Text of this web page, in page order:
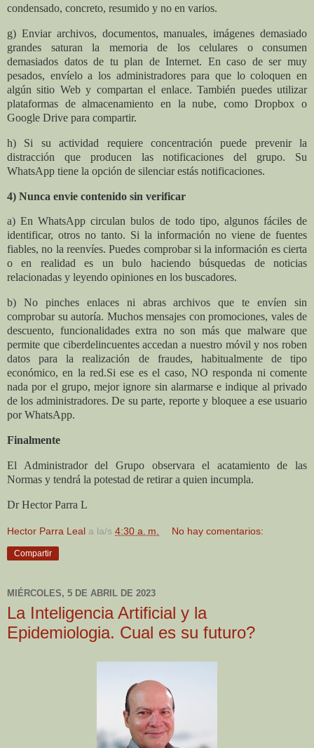
condensado, concreto, resumido y no en varios.
g) Enviar archivos, documentos, manuales, imágenes demasiado
grandes saturan la memoria de los celulares o consumen
demasiados datos de tu plan de Internet. En caso de ser muy
pesados, envíelo a los administradores para que lo coloquen en
algún sitio Web y compartan el enlace. También puedes utilizar
plataformas de almacenamiento en la nube, como Dropbox o
Google Drive para compartir.
h) Si su actividad requiere concentración puede prevenir la
distracción que producen las notificaciones del grupo. Su
WhatsApp tiene la opción de silenciar estás notificaciones.
4) Nunca envie contenido sin verificar
a) En WhatsApp circulan bulos de todo tipo, algunos fáciles de
identificar, otros no tanto. Si la información no viene de fuentes
fiables, no la reenvíes. Puedes comprobar si la información es cierta
o en realidad es un bulo haciendo búsquedas de noticias
relacionadas y leyendo opiniones en los buscadores.
b) No pinches enlaces ni abras archivos que te envíen sin
comprobar su autoría. Muchos mensajes con promociones, vales de
descuento, funcionalidades extra no son más que malware que
permite que ciberdelincuentes accedan a nuestro móvil y nos roben
datos para la realización de fraudes, habitualmente de tipo
económico, en la red.Si ese es el caso, NO responda ni comente
nada por el grupo, mejor ignore sin alarmarse e indique al privado
de los administradores. De su parte, reporte y bloquee a ese usuario
por WhatsApp.
Finalmente
El Administrador del Grupo observara el acatamiento de las
Normas y tendrá la potestad de retirar a quien incumpla.
Dr Hector Parra L
Hector Parra Leal a la/s 4:30 a. m. No hay comentarios:
Compartir
MIÉRCOLES, 5 DE ABRIL DE 2023
La Inteligencia Artificial y la
Epidemiologia. Cual es su futuro?